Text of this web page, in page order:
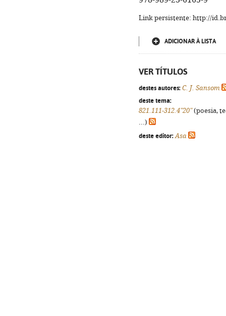
Link persistente: http://
ADICIONAR À LISTA
VER TÍTULOS
destes autores: C. J. Sansom
deste tema:
821.111-312.4"20"(poesia,
...)
deste editor: Asa